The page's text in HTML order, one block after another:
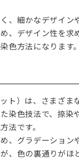
、細かなデザイン
、デザイン性を求
色方法になります
ト）は、さまざま
染色技法で、捺染
法です。
、グラデーション
、色の裏通りがほ